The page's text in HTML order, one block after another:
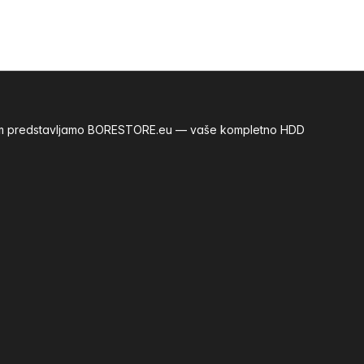
BORESTORE.eu — vaše kompletno HDD